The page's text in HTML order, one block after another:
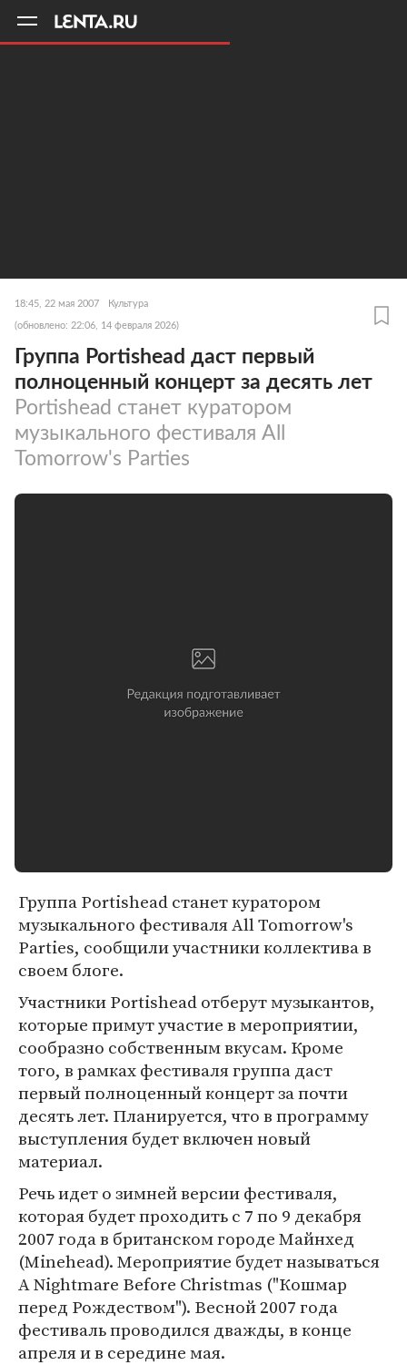
18:45, 22 мая 2007 Культура
(обновлено: 22:06, 14 февраля 2026)
Группа Portishead даст первый
полноценный концерт за десять лет
Portishead станет куратором
музыкального фестиваля All
Tomorrow's Parties
Группа Portishead станет куратором
музыкального фестиваля All Tomorrow's
Parties, сообщили участники коллектива в
своем блоге.
Участники Portishead отберут музыкантов,
которые примут участие в мероприятии,
сообразно собственным вкусам. Кроме
того, в рамках фестиваля группа даст
первый полноценный концерт за почти
десять лет. Планируется, что в программу
выступления будет включен новый
материал.
Речь идет о зимней версии фестиваля,
которая будет проходить с 7 по 9 декабря
2007 года в британском городе Майнхед
(Minehead). Мероприятие будет называться
A Nightmare Before Christmas ("Кошмар
перед Рождеством"). Весной 2007 года
фестиваль проводился дважды, в конце
апреля и в середине мая.